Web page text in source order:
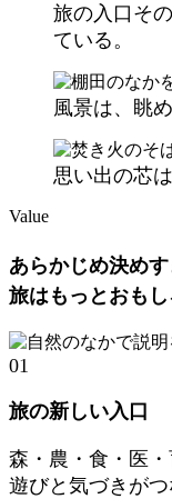
旅の入口そ
ている。
風景は、眺
思い出の芯
Value
あらかじめ決めす
旅はもっとおもし
01
旅の新しい入口
森・農・食・医
遊びと気づきがつ